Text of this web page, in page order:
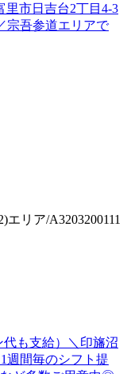
里市日吉台2丁目4-3
宗吾参道エリアで
リア/A3203200111
も支給）＼印旛沼
週間毎のシフト提